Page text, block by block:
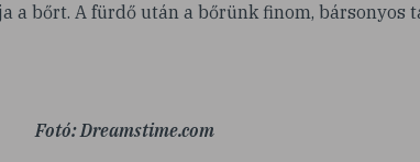
a bőrt. A fürdő után a bőrünk finom, bársonyos
Fotó: Dreamstime.com